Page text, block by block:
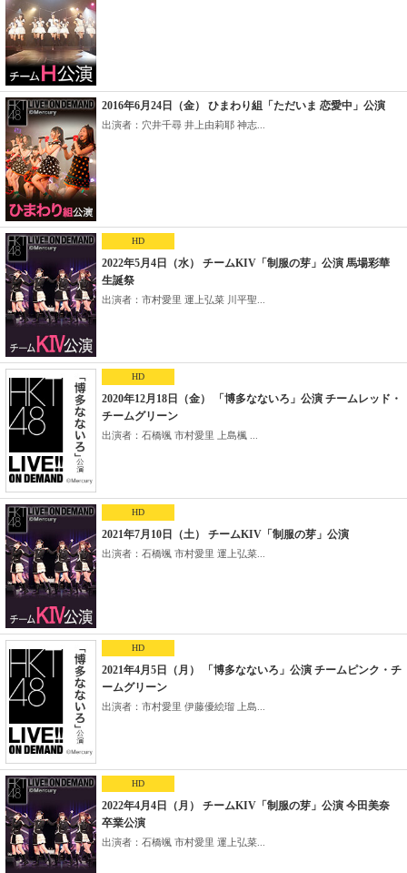
2016年6月24日（金） ひまわり組「ただいま 恋愛中」公演
出演者：穴井千尋 井上由莉耶 神志...
HD
2022年5月4日（水） チームKIV「制服の芽」公演 馬場彩華
生誕祭
出演者：市村愛里 運上弘菜 川平聖...
HD
2020年12月18日（金） 「博多なないろ」公演 チームレッド・
チームグリーン
出演者：石橋颯 市村愛里 上島楓 ...
HD
2021年7月10日（土） チームKIV「制服の芽」公演
出演者：石橋颯 市村愛里 運上弘菜...
HD
2021年4月5日（月） 「博多なないろ」公演 チームピンク・チ
ームグリーン
出演者：市村愛里 伊藤優絵瑠 上島...
HD
2022年4月4日（月） チームKIV「制服の芽」公演 今田美奈
卒業公演
出演者：石橋颯 市村愛里 運上弘菜...